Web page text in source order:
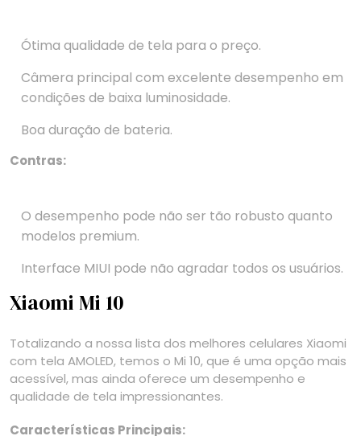
Ótima qualidade de tela para o preço.
Câmera principal com excelente desempenho em
condições de baixa luminosidade.
Boa duração de bateria.
Contras:
O desempenho pode não ser tão robusto quanto
modelos premium.
Interface MIUI pode não agradar todos os usuários.
Xiaomi Mi 10
Totalizando a nossa lista dos melhores celulares Xiaomi
com tela AMOLED, temos o Mi 10, que é uma opção mais
acessível, mas ainda oferece um desempenho e
qualidade de tela impressionantes.
Características Principais: